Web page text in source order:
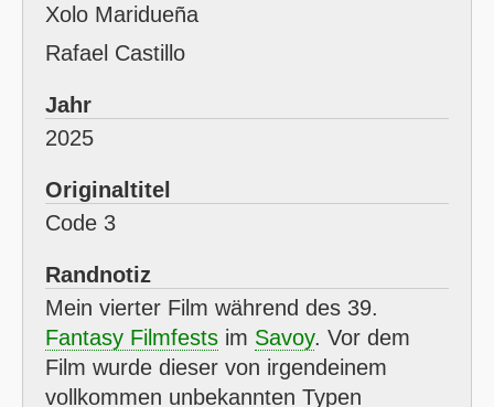
Xolo Maridueña
Rafael Castillo
Jahr
2025
Originaltitel
Code 3
Randnotiz
Mein vierter Film während des 39.
Fantasy Filmfests im Savoy. Vor dem
Film wurde dieser von irgendeinem
vollkommen unbekannten Typen